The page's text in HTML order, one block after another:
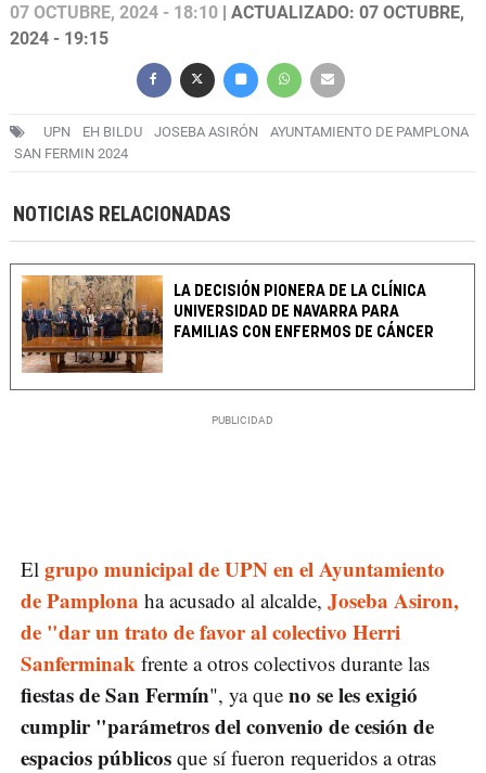
07 OCTUBRE, 2024 - 18:10 | ACTUALIZADO: 07 OCTUBRE,
2024 - 19:15
UPN EH BILDU JOSEBA ASIRÓN
AYUNTAMIENTO DE PAMPLONA
SAN FERMIN 2024
NOTICIAS RELACIONADAS
LA DECISIÓN PIONERA DE LA CLÍNICA
UNIVERSIDAD DE NAVARRA PARA
FAMILIAS CON ENFERMOS DE CÁNCER
El grupo municipal de UPN en el Ayuntamiento
de Pamplona ha acusado al alcalde, Joseba Asiron,
de "dar un trato de favor al colectivo Herri
Sanferminak frente a otros colectivos durante las
fiestas de San Fermín", ya que no se les exigió
cumplir "parámetros del convenio de cesión de
espacios públicos que sí fueron requeridos a otras